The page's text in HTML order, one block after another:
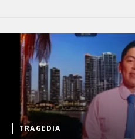
TRAGEDIA